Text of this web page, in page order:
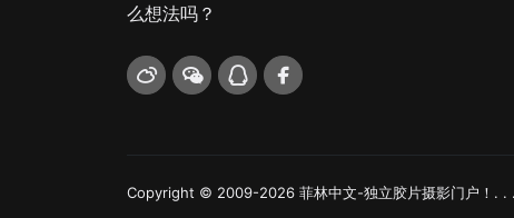
么想法吗？
Copyright © 2009-2026 菲林中文-独立胶片摄影门户！ . . .